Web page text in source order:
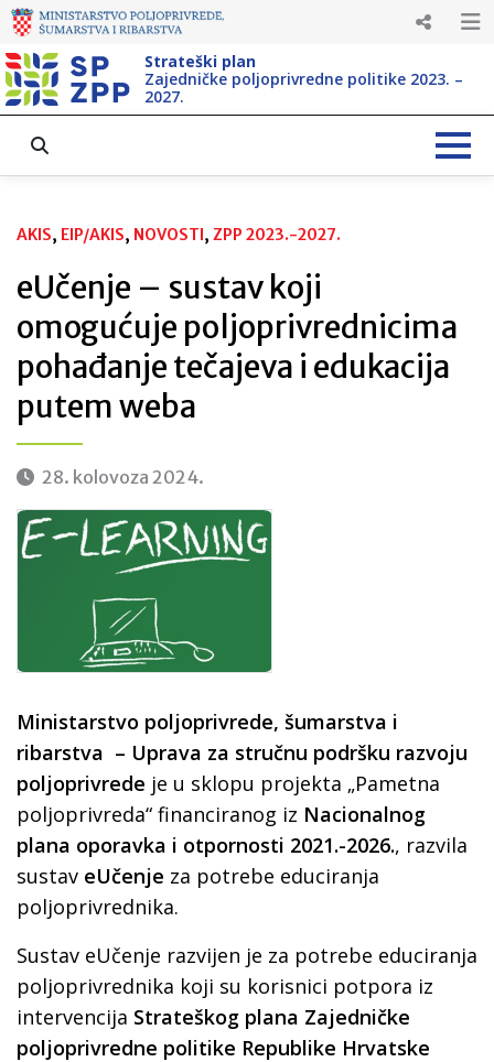
Strateški plan
Zajedničke poljoprivredne politike 2023. –
2027.
AKIS, EIP/AKIS, NOVOSTI, ZPP 2023.-2027.
eUčenje – sustav koji
omogućuje poljoprivrednicima
pohađanje tečajeva i edukacija
putem weba
28. kolovoza 2024.
Ministarstvo poljoprivrede, šumarstva i
ribarstva – Uprava za stručnu podršku razvoju
poljoprivrede je u sklopu projekta „Pametna
poljoprivreda“ financiranog iz Nacionalnog
plana oporavka i otpornosti 2021.-2026., razvila
sustav eUčenje za potrebe educiranja
poljoprivrednika.
Sustav eUčenje razvijen je za potrebe educiranja
poljoprivrednika koji su korisnici potpora iz
intervencija Strateškog plana Zajedničke
poljoprivredne politike Republike Hrvatske